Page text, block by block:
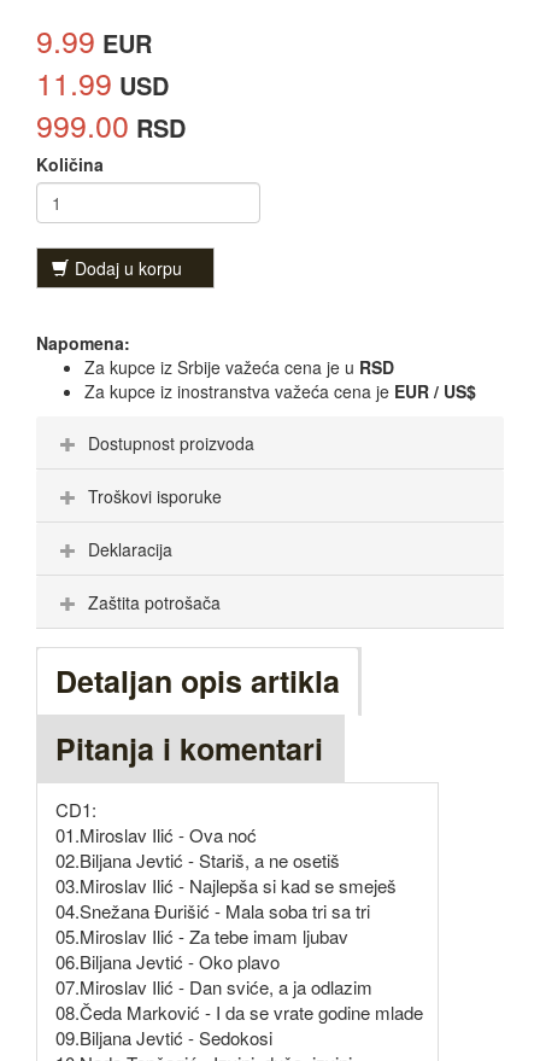
9.99 EUR
11.99 USD
999.00 RSD
Količina
Dodaj u korpu
Napomena:
Za kupce iz Srbije važeća cena je u RSD
Za kupce iz inostranstva važeća cena je EUR / US$
Dostupnost proizvoda
Troškovi isporuke
Deklaracija
Zaštita potrošača
Detaljan opis artikla
Pitanja i komentari
CD1:
01.Miroslav Ilić - Ova noć
02.Biljana Jevtić - Stariš, a ne osetiš
03.Miroslav Ilić - Najlepša si kad se smeješ
04.Snežana Đurišić - Mala soba tri sa tri
05.Miroslav Ilić - Za tebe imam ljubav
06.Biljana Jevtić - Oko plavo
07.Miroslav Ilić - Dan sviće, a ja odlazim
08.Čeda Marković - I da se vrate godine mlade
09.Biljana Jevtić - Sedokosi